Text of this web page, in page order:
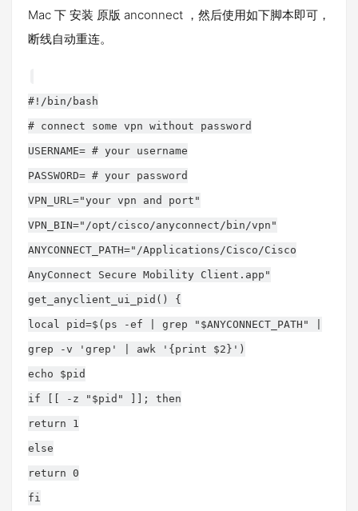
Mac 下 安装 原版 anconnect ，然后使用如下脚本即可，
断线自动重连。
#!/bin/bash
# connect some vpn without password
USERNAME= # your username
PASSWORD= # your password
VPN_URL="your vpn and port"
VPN_BIN="/opt/cisco/anyconnect/bin/vpn"
ANYCONNECT_PATH="/Applications/Cisco/Cisco
AnyConnect Secure Mobility Client.app"
get_anyclient_ui_pid() {
local pid=$(ps -ef | grep "$ANYCONNECT_PATH" |
grep -v 'grep' | awk '{print $2}')
echo $pid
if [[ -z "$pid" ]]; then
return 1
else
return 0
fi